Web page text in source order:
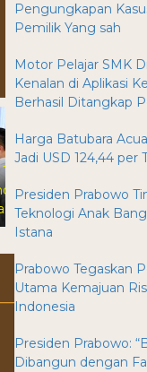
Prabowo Tegaskan
Kemajuan Riset dan
Indonesia
Pengungkapan
Pemilik Yang sah
Motor Pelajar SMK
Kenalan di Aplikasi
Berhasil Ditangkap
Harga Batubara
Jadi USD 124,44 per
Presiden Prabowo
Teknologi Anak
Istana
Prabowo Tegaskan
Utama Kemajuan
Indonesia
Presiden Prabowo:
Dibangun dengan